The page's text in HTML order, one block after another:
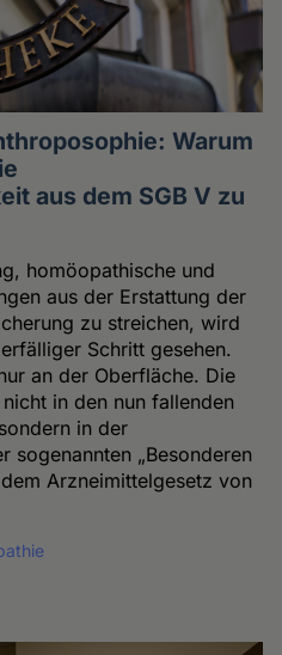
Warum
aus dem SGB V zu
homöopathische und
aus der Erstattung der
zu streichen, wird
Schritt gesehen.
an der Oberfläche. Die
in den nun fallenden
in der
sogenannten „Besonderen
Arzneimittelgesetz von